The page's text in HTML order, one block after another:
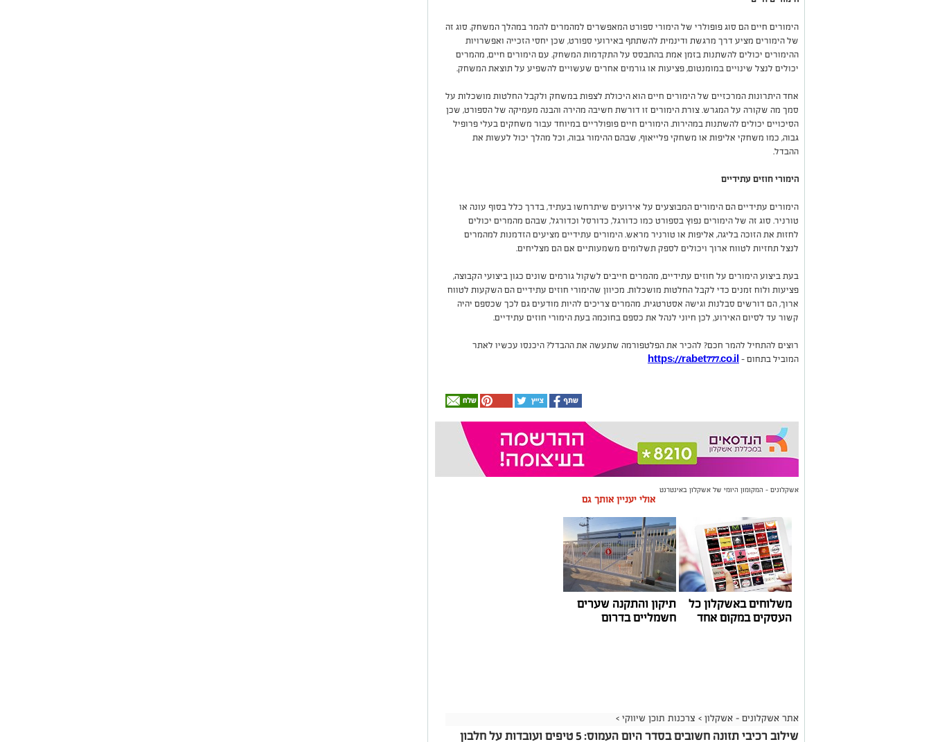
הימורים חיים הם סוג פופולרי של הימורי ספורט המאפשרים למהמרים להמר במהלך המשחק. סוג זה
של הימורים מציע דרך מרגשת ודינמית להשתתף באירועי ספורט, שכן יחסי הזכייה ואפשרויות
ההימורים יכולים להשתנות בזמן אמת בהתבסס על התקדמות המשחק. עם הימורים חיים, מהמרים
יכולים לנצל שינויים במומנטום, פציעות או גורמים אחרים שעשויים להשפיע על תוצאת המשחק.
אחד היתרונות המרכזיים של הימורים חיים הוא היכולת לצפות במשחק ולקבל החלטות מושכלות על
סמך מה שקורה על המגרש. צורת הימורים זו דורשת חשיבה מהירה והבנה מעמיקה של הספורט, שכן
הסיכויים יכולים להשתנות במהירות. הימורים חיים פופולריים במיוחד עבור משחקים בעלי פרופיל
גבוה, כמו משחקי אליפות או משחקי פלייאוף, שבהם ההימור גבוה, וכל מהלך יכול לעשות את
ההבדל.
הימורי חוזים עתידיים
הימורים עתידיים הם הימורים המבוצעים על אירועים שיתרחשו בעתיד, בדרך כלל בסוף עונה או
טורניר. סוג זה של הימורים נפוץ בספורט כמו כדורגל, כדורסל וכדורגל, שבהם מהמרים יכולים
לחזות את הזוכה בליגה, אליפות או טורניר מראש. הימורים עתידיים מציעים הזדמנות למהמרים
לנצל תחזיות לטווח ארוך ויכולים לספק תשלומים משמעותיים אם הם מצליחים.
בעת ביצוע הימורים על חוזים עתידיים, מהמרים חייבים לשקול גורמים שונים כגון ביצועי הקבוצה,
פציעות ולוח זמנים כדי לקבל החלטות מושכלות. מכיוון שהימורי חוזים עתידיים הם השקעות לטווח
ארוך, הם דורשים סבלנות וגישה אסטרטגית. מהמרים צריכים להיות מודעים גם לכך שכספם יהיה
קשור עד לסיום האירוע, לכן חיוני לנהל את כספם בחוכמה בעת הימורי חוזים עתידיים.
רוצים להתחיל להמר חכם? להכיר את הפלטפורמה שתעשה את ההבדל? היכנסו עכשיו לאתר
המוביל בתחום - https://rabet777.co.il
אשקלונים - המקומון היומי של אשקלון באינטרנט
אולי יעניין אותך גם
משלוחים באשקלון כל
העסקים במקום אחד
תיקון והתקנה שערים
חשמליים בדרום
אתר אשקלונים - אשקלון > צרכנות תוכן שיווקי >
שילוב רכיבי תזונה חשובים בסדר היום העמוס: 5 טיפים ועובדות על חלבון